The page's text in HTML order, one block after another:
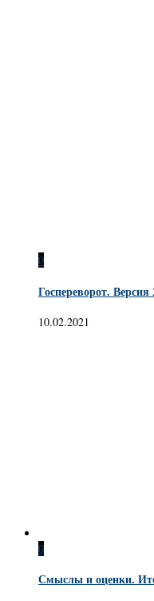
0
Госпереворот. Версия
10.02.2021
0
Смыслы и оценки.